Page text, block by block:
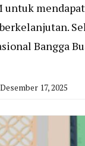
untuk
Bangga
Desember 17, 2025